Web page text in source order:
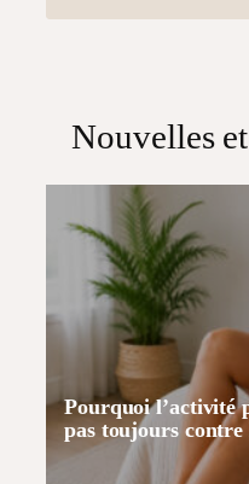
Nouvelles
Pourquoi l’activité
pas toujours